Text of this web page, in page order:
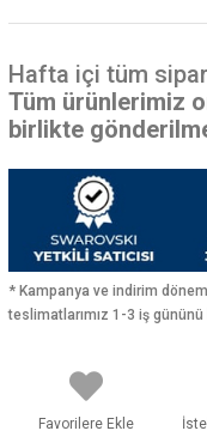
Hafta içi tüm
Tüm ürünlerimiz
birlikte
* Kampanya ve indirim
teslimatlarımız 1-3 iş gününü
Favorilere Ekle